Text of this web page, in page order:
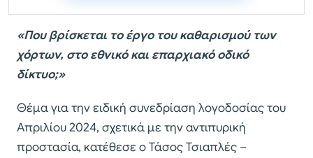
«Που βρίσκεται το έργο του καθαρισμού των
χόρτων, στο εθνικό και επαρχιακό οδικό
δίκτυο;»
Θέμα για την ειδική συνεδρίαση λογοδοσίας του
Απριλίου 2024, σχετικά με την αντιπυρική
προστασία, κατέθεσε ο Τάσος Τσιαπλές –